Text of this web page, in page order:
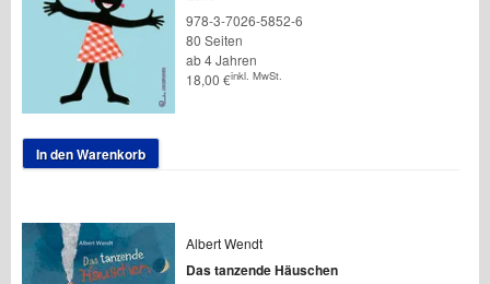
978-3-7026-5852-6
80 Seiten
ab 4 Jahren
18,00 €inkl. MwSt.
In den Warenkorb
Albert Wendt
Das tanzende Häuschen